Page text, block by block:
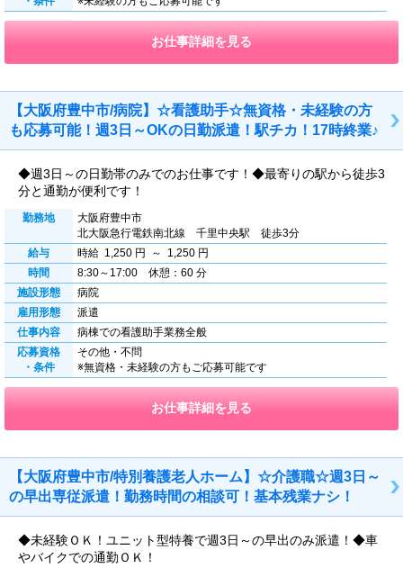
お仕事詳細を見る
【大阪府豊中市/病院】☆看護助手☆無資格・未経験の方
も応募可能！週3日～OKの日勤派遣！駅チカ！17時終業♪
◆週3日～の日勤帯のみでのお仕事です！◆最寄りの駅から徒歩3
分と通勤が便利です！
勤務地
大阪府豊中市
北大阪急行電鉄南北線 千里中央駅 徒歩3分
給与
時給 1,250 円 ～ 1,250 円
時間
8:30～17:00 休憩：60 分
施設形態
病院
雇用形態
派遣
仕事内容
病棟での看護助手業務全般
応募資格
・条件
その他・不問
※無資格・未経験の方もご応募可能です
お仕事詳細を見る
【大阪府豊中市/特別養護老人ホーム】☆介護職☆週3日～
の早出専従派遣！勤務時間の相談可！基本残業ナシ！
◆未経験ＯＫ！ユニット型特養で週3日～の早出のみ派遣！◆車
やバイクでの通勤ＯＫ！